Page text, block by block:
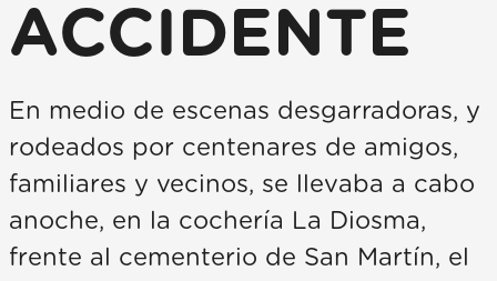
ACCIDENTE
En medio de escenas desgarradoras, y
rodeados por centenares de amigos,
familiares y vecinos, se llevaba a cabo
anoche, en la cochería La Diosma,
frente al cementerio de San Martín, el